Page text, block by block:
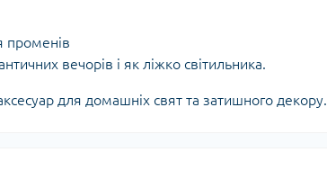
променів
вечорів і як ліжко світильника.
для домашніх свят та затишного декору.